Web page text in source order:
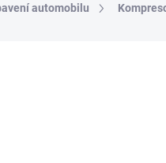
automobilu